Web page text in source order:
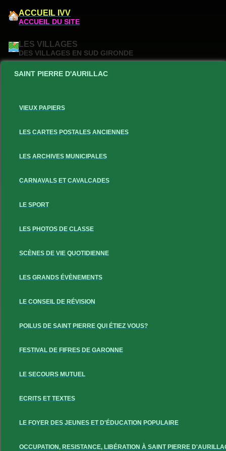
ACCUEIL IVV
ACCUEIL DU SITE
LES VILLAGES
DES VILLAGES EN SUD GIRONDE
SAINT PIERRE D'AURILLAC
VIEUX PAPIERS
LES CARTES POSTALES ANCIENNES
LES ARCHIVES MUNICIPALES
CARNAVALS ET CAVALCADES
LE SPORT
LES PHOTOS DE CLASSE
SCÈNES DE VIE QUOTIDIENNE
LES GRANDS ÉVÈNEMENTS
LE CONSEIL DE RÉVISION
POILUS DE SAINT PIERRE QUI ÉTIEZ VOUS?
FESTIVAL DE FIFRES DE GARONNE
LE SECOURS MUTUEL
ECRITS ET TEXTES
LE FOYER DES JEUNES ET D'ÉDUCATION POPULAIRE
OCCUPATION, RESISTANCE, LIBÉRATION À SAINT PIERRE